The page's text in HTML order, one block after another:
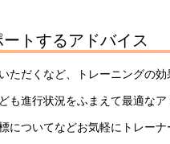
トするアドバイス
ただくなど、トレーニングの
も進行状況をふまえて最適なア
についてなどお気軽にトレーナ